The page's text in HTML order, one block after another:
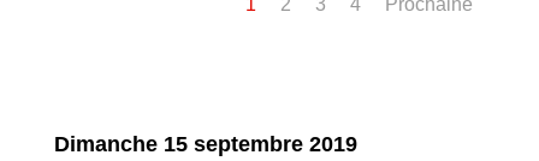
Dimanche 15 septembre 2019